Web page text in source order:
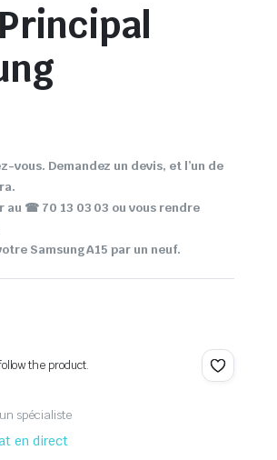
Demandez un devis, et l’un de
au ☎ 70 13 03 03 ou vous rendre
Samsung A15 par un neuf.
the product.
spécialiste
en direct